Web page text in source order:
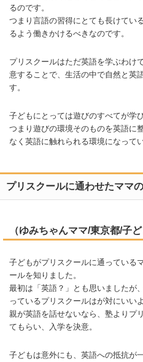
るのです。
つまり言語の習得にとても長けてい
るよう働きかけるべきなのです。
プリスクールはただ英語を学ぶわけ
意することで、生活の中で自然と英
す。
子どもにとっては遊びのすべてが学び
つまり遊びの環境そのものを英語に
なく英語に触れられる環境になって
プリスクールに通わせたママ
（ゆみちゃんママ/東京都/子ど
子どもがプリスクールに通っている
ールを知りました。
最初は「英語？」とも思いましたが
っているプリスクールはが対にいい
親が英語を話せないなら、塾よりプ
てもらい、入学を決意。
子どもは意外にも、英語への抵抗が